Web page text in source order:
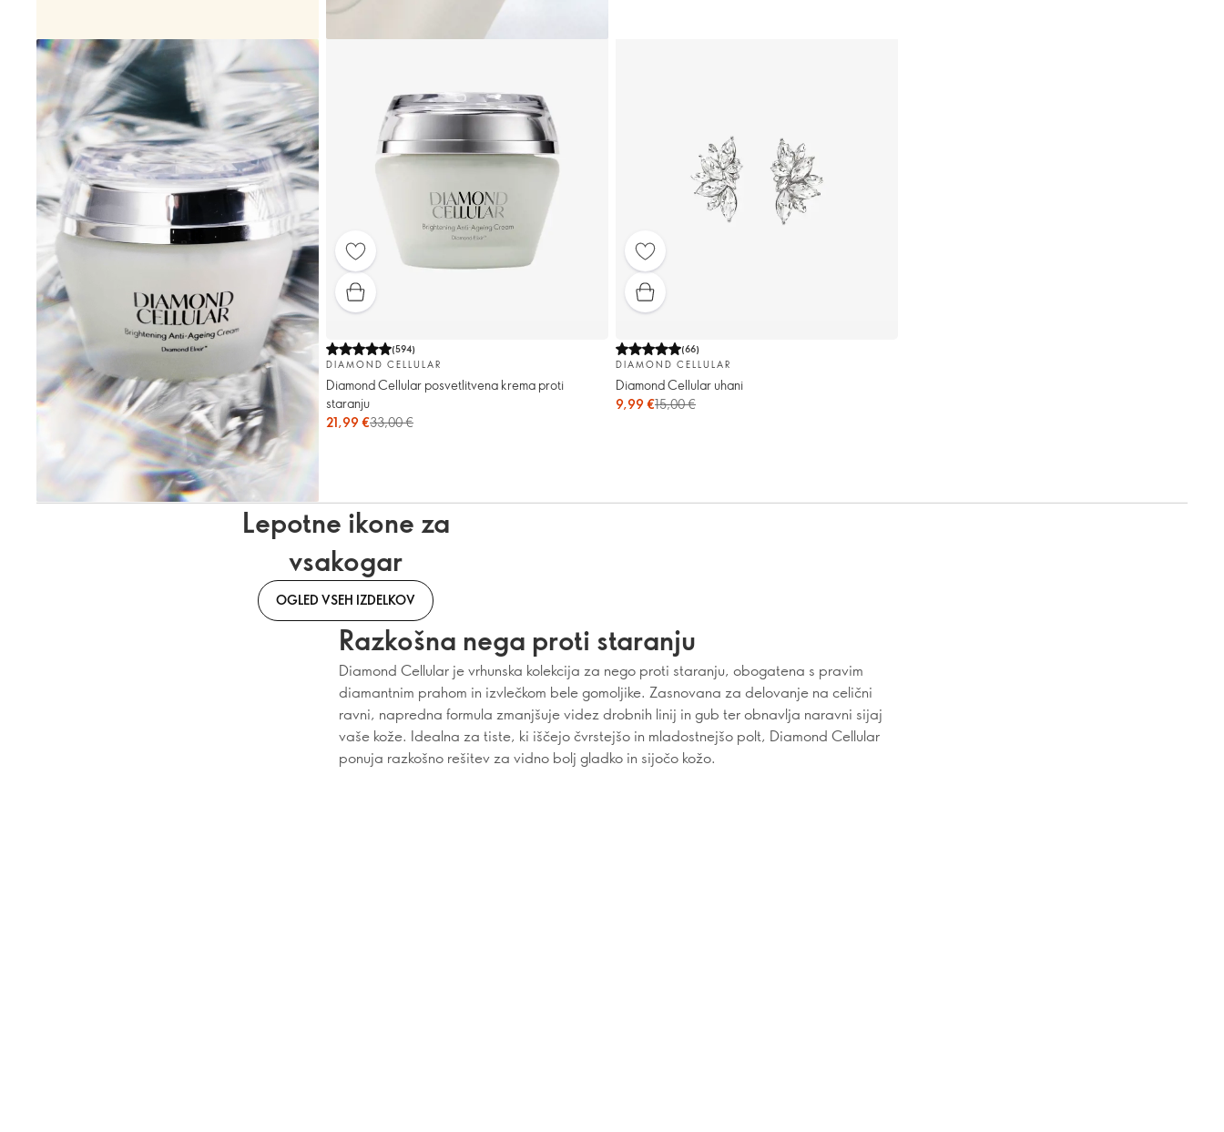
(594)
DIAMOND CELLULAR
Diamond Cellular posvetlitvena krema proti
staranju
21,99 €33,00 €
(66)
DIAMOND CELLULAR
Diamond Cellular uhani
9,99 €15,00 €
Lepotne ikone za
vsakogar
OGLED VSEH IZDELKOV
Razkošna nega proti staranju
Diamond Cellular je vrhunska kolekcija za nego proti staranju, obogatena s pravim
diamantnim prahom in izvlečkom bele gomoljike. Zasnovana za delovanje na celični
ravni, napredna formula zmanjšuje videz drobnih linij in gub ter obnavlja naravni sijaj
vaše kože. Idealna za tiste, ki iščejo čvrstejšo in mladostnejšo polt, Diamond Cellular
ponuja razkošno rešitev za vidno bolj gladko in sijočo kožo.